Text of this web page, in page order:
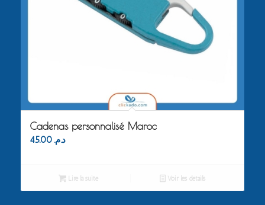
Cadenas personnalisé Maroc
د.م. 45.00
Lire la suite Voir les détails